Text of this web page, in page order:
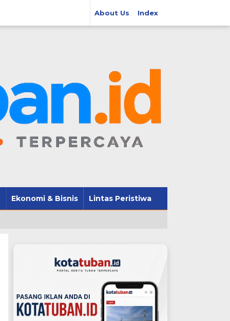
About Us Index
Ekonomi & Bisnis Lintas Peristiwa